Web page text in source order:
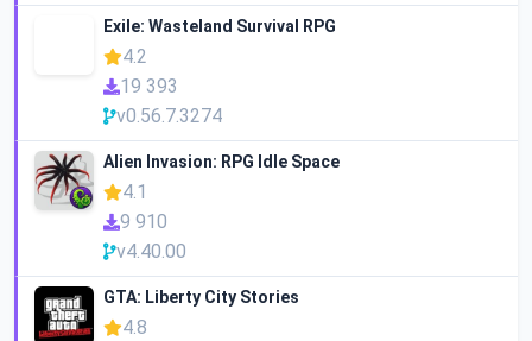
Exile: Wasteland Survival RPG
4.2
19 393
v0.56.7.3274
Alien Invasion: RPG Idle Space
4.1
9 910
v4.40.00
GTA: Liberty City Stories
4.8